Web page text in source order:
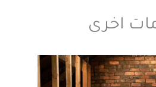
اخرى